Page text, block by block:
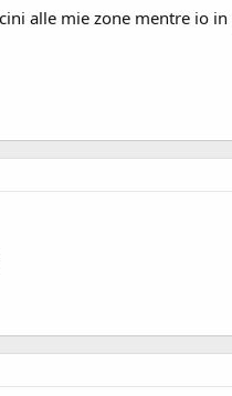
alle mie zone mentre io